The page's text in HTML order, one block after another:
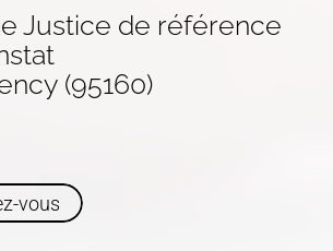
Justice de référence
(95160)
vous